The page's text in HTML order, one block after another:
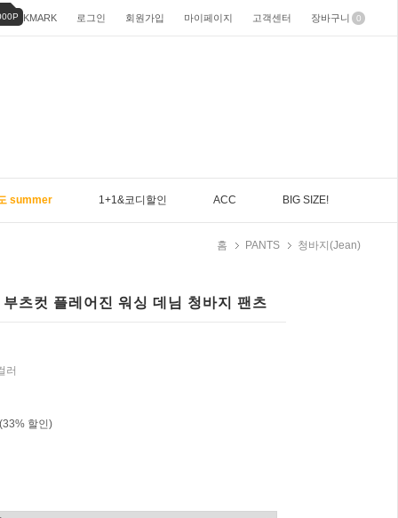
BOOKMARK 로그인 회원가입 마이페이지 고객센터 장바구니 0
summer 1+1&코디할인 ACC BIG SIZE!
홈 PANTS 청바지(Jean)
츠컷 플레어진 워싱 데님 청바지 팬츠
러
(33% 할인)